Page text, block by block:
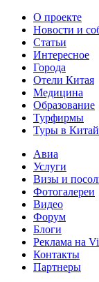
О проекте
Новости и
Статьи
Интересное
Города
Отели Китая
Медицина
Образование
Турфирмы
Туры в Китай
Авиа
Услуги
Визы и
Фотогалереи
Видео
Форум
Блоги
Реклама на
Контакты
Партнеры